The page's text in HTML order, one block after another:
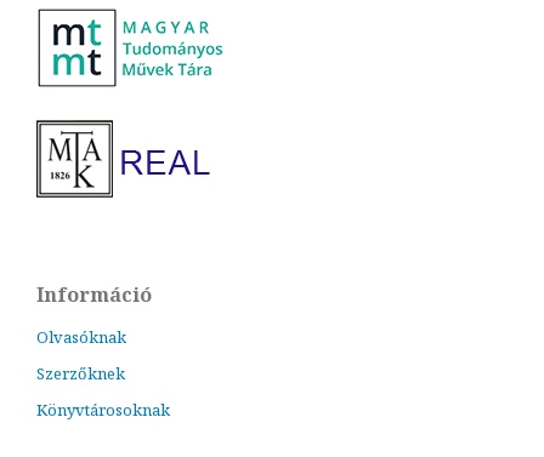
Információ
Olvasóknak
Szerzőknek
Könyvtárosoknak